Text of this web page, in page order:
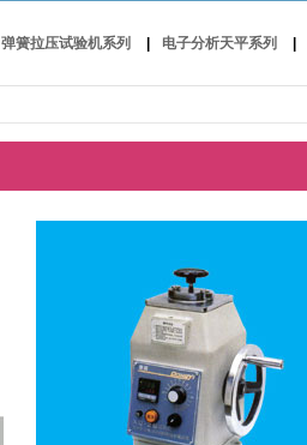
弹簧拉压试验机系列 电子分析天平系列